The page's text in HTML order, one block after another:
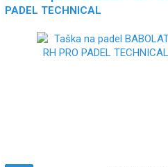
PADEL TECHNICAL